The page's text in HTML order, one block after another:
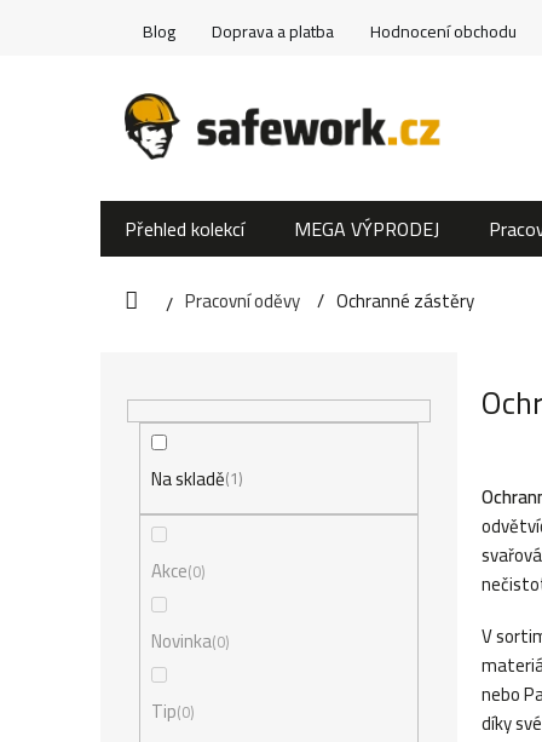
Blog Doprava a platba Hodnocení obchodu
Přehled kolekcí MEGA VÝPRODEJ
DomůPracovní oděvy Ochranné zástěry
Na skladě 1
Akce 0
Novinka 0
Tip 0
V
nebo
díky